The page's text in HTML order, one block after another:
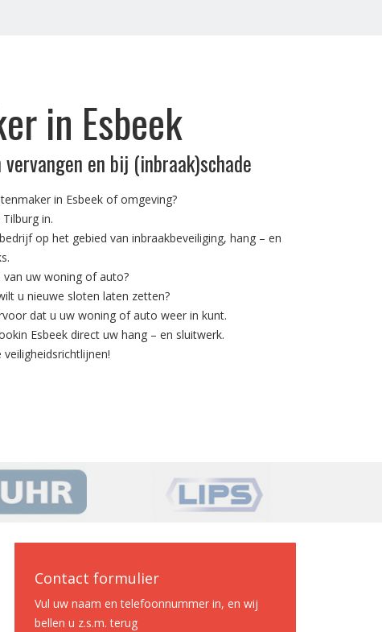
in Esbeek
en bij (inbraak)schade
in Esbeek of omgeving?
in.
op het gebied van inbraakbeveiliging, hang – en
uw woning of auto?
u nieuwe sloten laten zetten?
dat u uw woning of auto weer in kunt.
Esbeek direct uw hang – en sluitwerk.
Contact formulier
Vul uw naam en telefoonnummer in, en wij
bellen u z.s.m. terug